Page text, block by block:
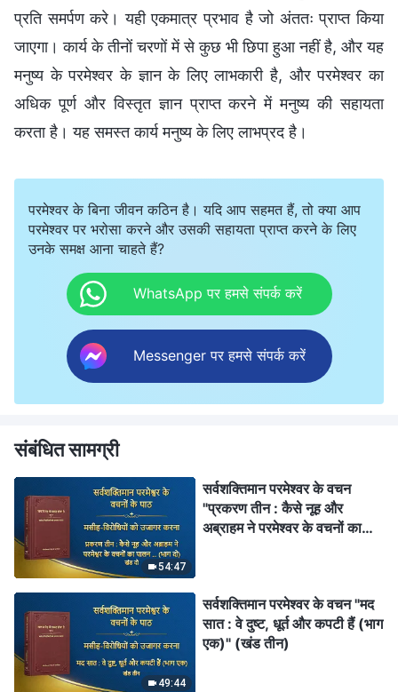
प्रति समर्पण करे। यही एकमात्र प्रभाव है जो अंततः प्राप्त किया
जाएगा। कार्य के तीनों चरणों में से कुछ भी छिपा हुआ नहीं है, और यह
मनुष्य के परमेश्वर के ज्ञान के लिए लाभकारी है, और परमेश्वर का
अधिक पूर्ण और विस्तृत ज्ञान प्राप्त करने में मनुष्य की सहायता
करता है। यह समस्त कार्य मनुष्य के लिए लाभप्रद है।
परमेश्वर के बिना जीवन कठिन है। यदि आप सहमत हैं, तो क्या आप
परमेश्वर पर भरोसा करने और उसकी सहायता प्राप्त करने के लिए
उनके समक्ष आना चाहते हैं?
WhatsApp पर हमसे संपर्क करें
Messenger पर हमसे संपर्क करें
संबंधित सामग्री
54:47
सर्वशक्तिमान परमेश्वर के वचन
"प्रकरण तीन : कैसे नूह और
अब्राहम ने परमेश्वर के वचनों का
49:44
सर्वशक्तिमान परमेश्वर के वचन "मद
सात : वे दुष्ट, धूर्त और कपटी हैं (भाग
एक)" (खंड तीन)